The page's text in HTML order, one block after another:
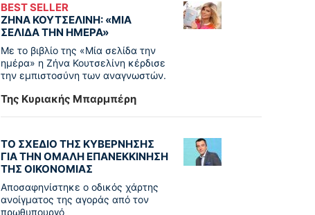
BEST SELLER
ΖΗΝΑ ΚΟΥΤΣΕΛΙΝΗ: «ΜΙΑ
ΣΕΛΙΔΑ ΤΗΝ ΗΜΕΡΑ»
Με το βιβλίο της «Μία σελίδα την
ημέρα» η Ζήνα Κουτσελίνη κέρδισε
την εμπιστοσύνη των αναγνωστών.
Της Κυριακής Μπαρμπέρη
ΤΟ ΣΧΕΔΙΟ ΤΗΣ ΚΥΒΕΡΝΗΣΗΣ
ΓΙΑ ΤΗΝ ΟΜΑΛΗ ΕΠΑΝΕΚΚΙΝΗΣΗ
ΤΗΣ ΟΙΚΟΝΟΜΙΑΣ
Αποσαφηνίστηκε ο οδικός χάρτης
ανοίγματος της αγοράς από τον
πρωθυπουργό